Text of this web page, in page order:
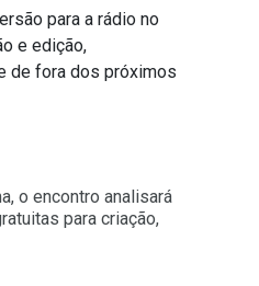
para a rádio no
e edição,
de fora dos próximos
o encontro analisará
para criação,